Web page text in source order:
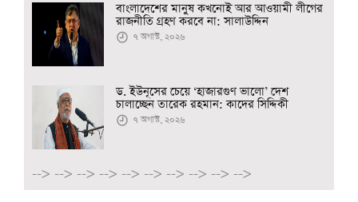
বাংলাদেশের মানুষ কখনোই আর আওয়ামী লীগের
রাজনীতি গ্রহণ করবে না: সালাউদ্দিন
৭ অগাস্ট, ২০২৬
ড. ইউনূসের চেয়ে ‘হাজারগুণ ভালো’ দেশ
চালাচ্ছেন তারেক রহমান: কাদের সিদ্দিকী
৭ অগাস্ট, ২০২৬
--> --> --> --> --> --> --> --> --> -->